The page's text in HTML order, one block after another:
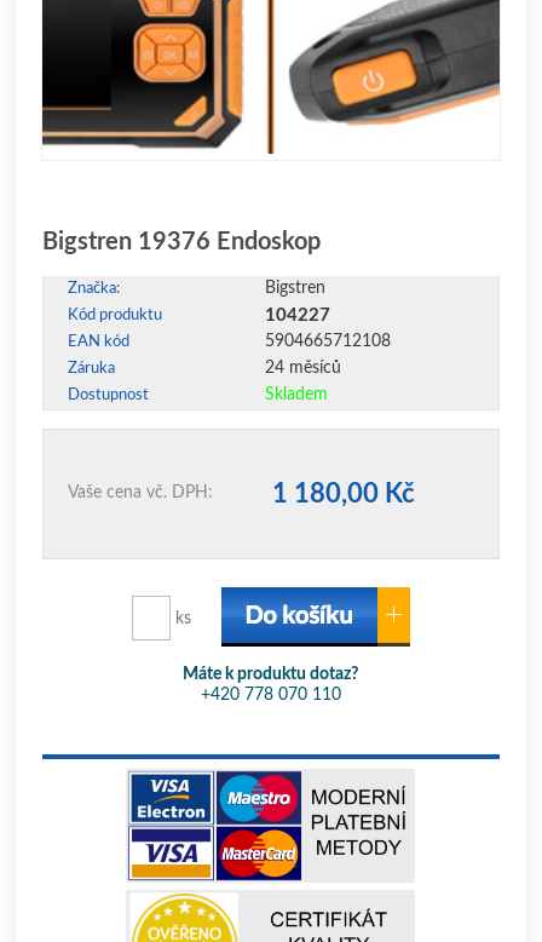
Bigstren 19376 Endoskop
Značka: Bigstren
Kód produktu 104227
EAN kód 5904665712108
Záruka 24 měsíců
Dostupnost Skladem
Vaše cena vč. DPH: 1 180,00 Kč
ks
Máte k produktu dotaz?
+420 778 070 110